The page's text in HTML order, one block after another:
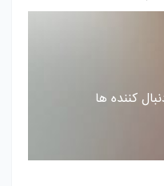
کننده ها